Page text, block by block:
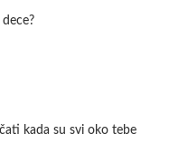
kada su svi oko tebe